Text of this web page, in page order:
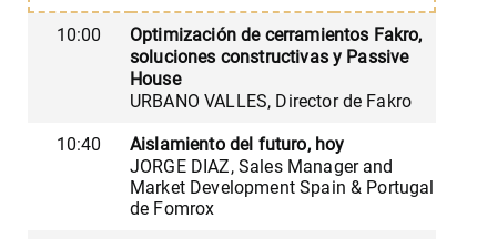
10:00
Optimización de cerramientos Fakro,
soluciones constructivas y Passive
House
URBANO VALLES, Director de Fakro
10:40
Aislamiento del futuro, hoy
JORGE DIAZ, Sales Manager and
Market Development Spain & Portugal
de Fomrox